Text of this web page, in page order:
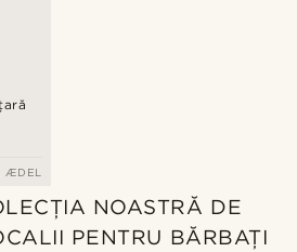
ÆDEL
NOASTRĂ DE
PENTRU BĂRBAȚI